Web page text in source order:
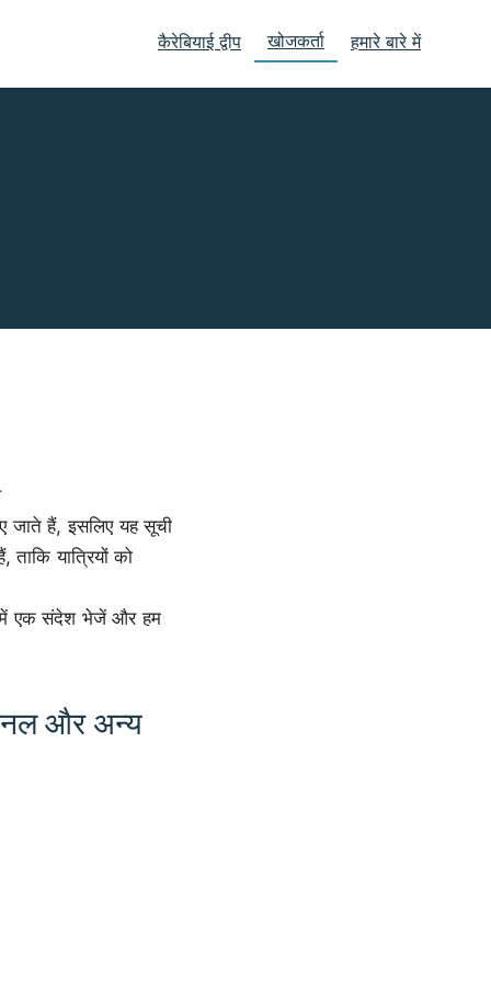
कैरेबियाई द्वीप खोजकर्ता हमारे बारे में
हैं, इसलिए यह सूची
यात्रियों को
हमें एक संदेश भेजें और हम
और अन्य